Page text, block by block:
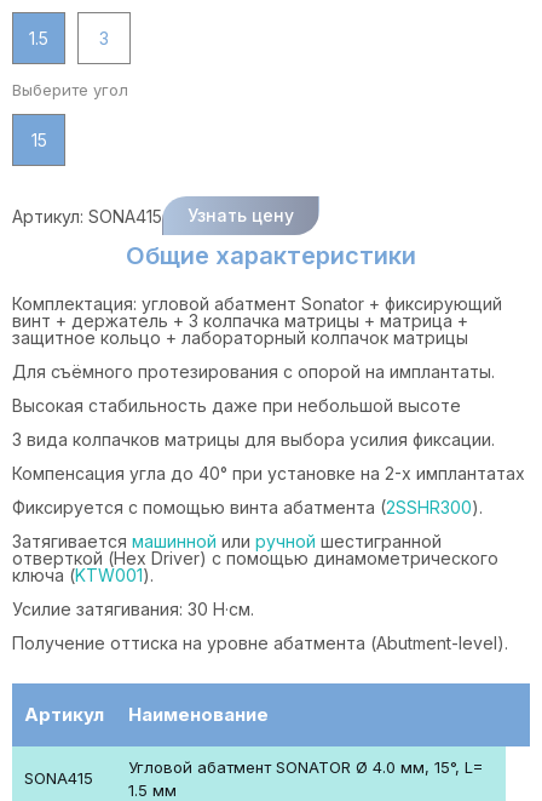
1.5 3
Выберите угол
15
Артикул: SONA415 Узнать цену
Общие характеристики
Комплектация: угловой абатмент Sonator + фиксирующий
винт + держатель + 3 колпачка матрицы + матрица +
защитное кольцо + лабораторный колпачок матрицы
Для съёмного протезирования с опорой на имплантаты.
Высокая стабильность даже при небольшой высоте
3 вида колпачков матрицы для выбора усилия фиксации.
Компенсация угла до 40° при установке на 2-х имплантатах
Фиксируется с помощью винта абатмента (2SSHR300).
Затягивается машинной или ручной шестигранной
отверткой (Hex Driver) с помощью динамометрического
ключа (KTW001).
Усилие затягивания: 30 Н·см.
Получение оттиска на уровне абатмента (Abutment-level).
Артикул Наименование
SONA415
Угловой абатмент SONATOR Ø 4.0 мм, 15°, L=
1.5 мм